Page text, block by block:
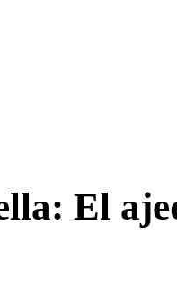
El